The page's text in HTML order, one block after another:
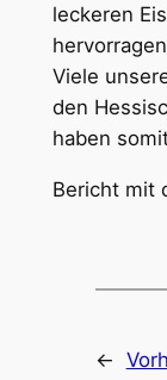
leckeren
Viele
den
haben
Bericht mit
←